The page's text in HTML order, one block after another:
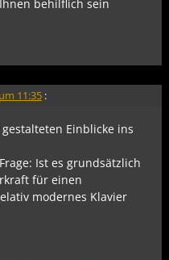
behilflich sein
11:35 :
Einblicke ins
Ist es grundsätzlich
für einen
modernes Klavier